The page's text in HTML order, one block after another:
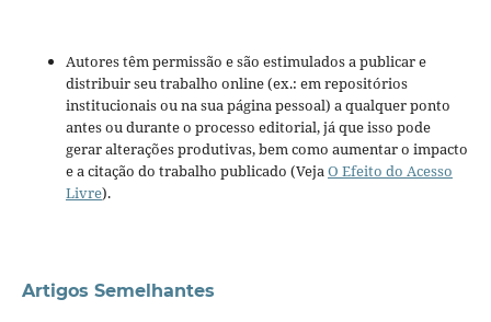
Autores têm permissão e são estimulados a publicar e
distribuir seu trabalho online (ex.: em repositórios
institucionais ou na sua página pessoal) a qualquer ponto
antes ou durante o processo editorial, já que isso pode
gerar alterações produtivas, bem como aumentar o impacto
e a citação do trabalho publicado (Veja O Efeito do Acesso
Livre).
Artigos Semelhantes